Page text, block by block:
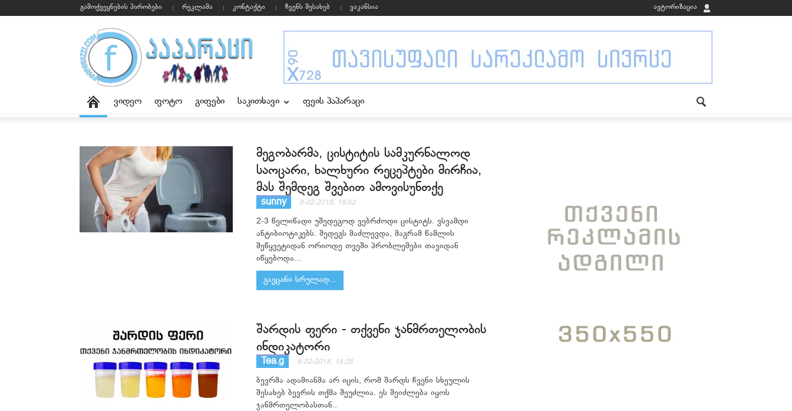
გამოქვეყნების პირობები რეკლამა კონტაქტი ჩვენს შესახებ ვაკანსია ავტორიზაცია
ვიდეო ფოტო გიფები საკითხავი ფეის პაპარაცი
მეგობარმა, ცისტიტის სამკურნალოდ
საოცარი, ხალხური რეცეპტები მირჩია,
მას შემდეგ შვებით ამოვისუნთქე
sunny 8-02-2018, 18:02
2-3 წელიწადი უშედეგოდ ვებრძოდი ცისტიტს. ვსვამდი
ანტიბიოტიკებს. შედეგს მაძლევდა, მაგრამ წამლის
შეწყვეტიდან ორიოდე თვეში პრობლემები თავიდან
იწყებოდა...
გაეცანი სრულად...
შარდის ფერი - თქვენი ჯანმრთელობის
ინდიკატორი
Tea.g 8-02-2018, 14:28
ბევრმა ადამიანმა არ იცის, რომ შარდს ჩვენი სხეულის
შესახებ ბევრის თქმა შეუძლია. ეს შეიძლება იყოს
ჯანმრთელობასთან..